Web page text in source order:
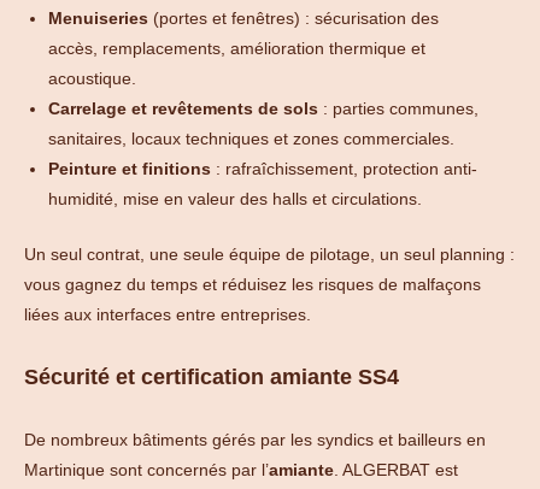
Menuiseries (portes et fenêtres) : sécurisation des
accès, remplacements, amélioration thermique et
acoustique.
Carrelage et revêtements de sols : parties communes,
sanitaires, locaux techniques et zones commerciales.
Peinture et finitions : rafraîchissement, protection anti-
humidité, mise en valeur des halls et circulations.
Un seul contrat, une seule équipe de pilotage, un seul planning :
vous gagnez du temps et réduisez les risques de malfaçons
liées aux interfaces entre entreprises.
Sécurité et certification amiante SS4
De nombreux bâtiments gérés par les syndics et bailleurs en
Martinique sont concernés par l’amiante. ALGERBAT est